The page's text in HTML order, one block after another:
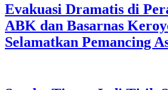
Evakuasi Dramatis di
ABK dan Basarnas
Selamatkan Pemancing